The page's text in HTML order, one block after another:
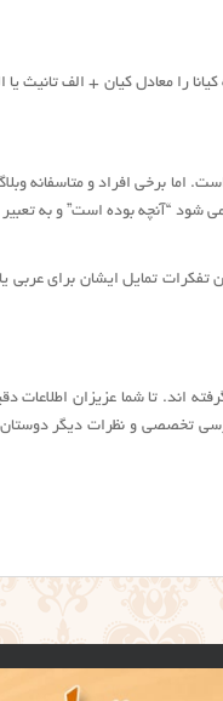
را معادل کیان + الف تانیث یا
اما برخی افراد و متاسفانه
شود “آنچه بوده است” و به
تمایل ایشان برای عربی
اند. تا شما عزیزان اطلاعات
تخصصی و نظرات دیگر دوستان